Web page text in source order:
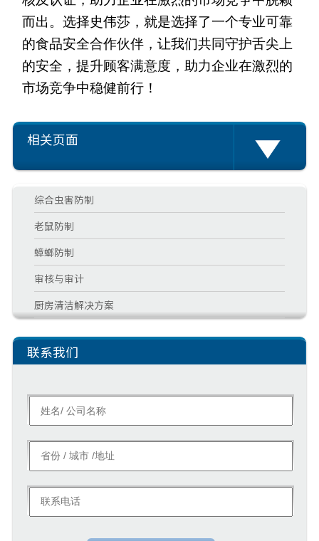
而出。选择史伟莎，就是选择了一个专业可靠
的食品安全合作伙伴，让我们共同守护舌尖上
的安全，提升顾客满意度，助力企业在激烈的
市场竞争中稳健前行！
相关页面
综合虫害防制
老鼠防制
蟑螂防制
审核与审计
厨房清洁解决方案
联系我们